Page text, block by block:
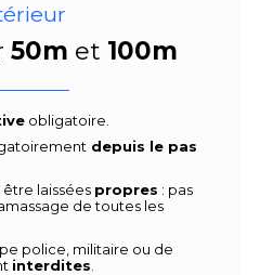
50m et 100m
obligatoire.
depuis le pas
laissées propres : pas
de toutes les
police, militaire ou de
interdites